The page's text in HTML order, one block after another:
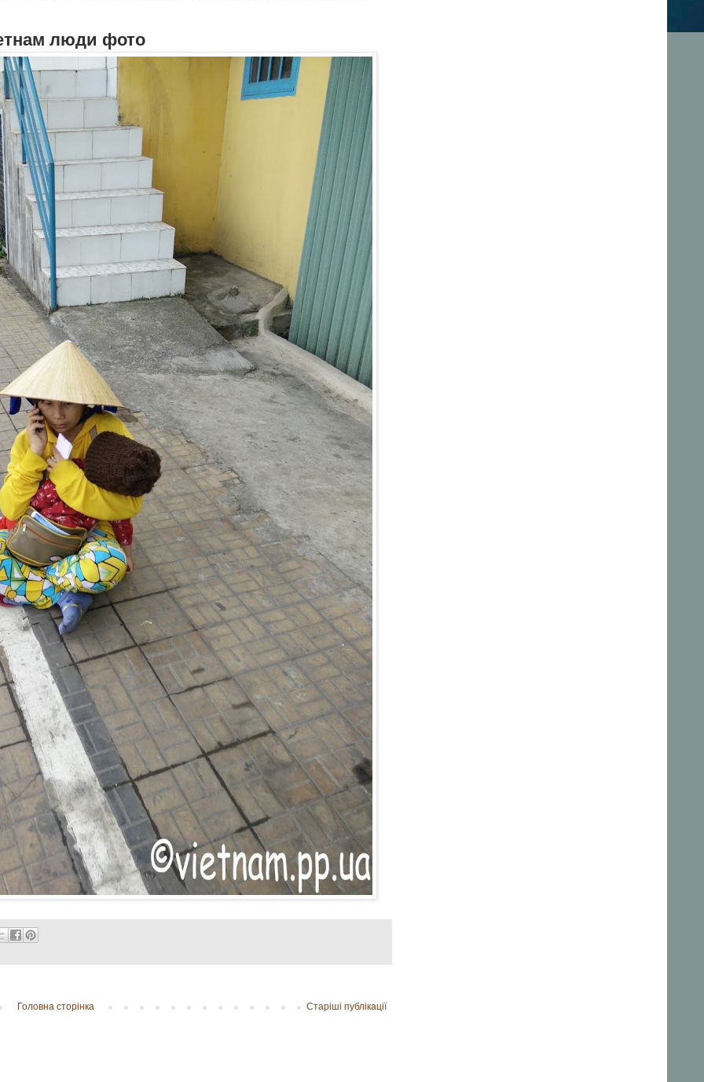
люди фото
Старіші публікації
Головна сторінка